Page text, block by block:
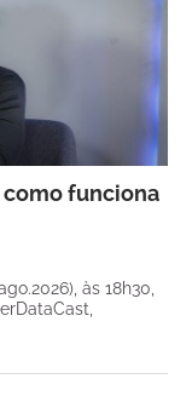
como funciona
às 18h30,